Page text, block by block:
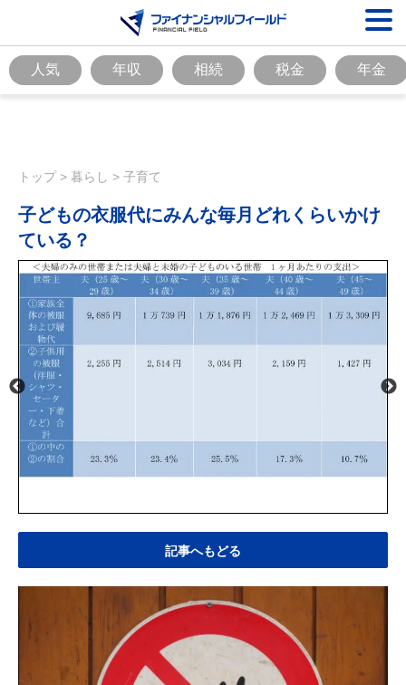
人気 年収 相続 税金 年金
トップ> 暮らし > 子育て
子どもの衣服代にみんな毎月どれくらいかけ
ている？
記事へもどる